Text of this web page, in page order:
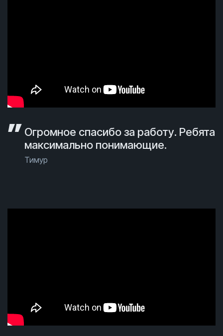
Огромное спасибо за работу. Ребята
максимально понимающие.
Тимур